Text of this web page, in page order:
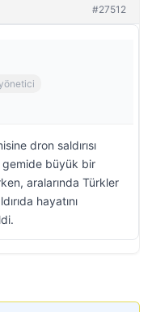
#27512
dron saldırısı
gemide büyük bir
aralarında Türkler
hayatını